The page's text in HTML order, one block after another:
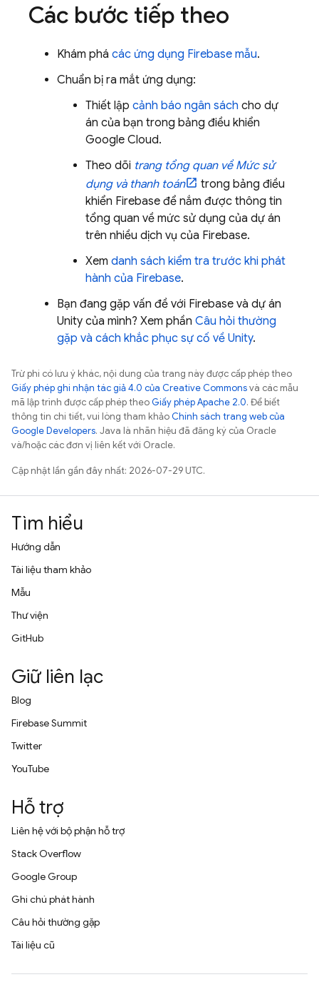
Các bước tiếp theo
Khám phá các ứng dụng Firebase mẫu.
Chuẩn bị ra mắt ứng dụng:
Thiết lập cảnh báo ngân sách cho dự
án của bạn trong bảng điều khiển
Google Cloud.
Theo dõi trang tổng quan về Mức sử
dụng và thanh toán
trong bảng điều
khiển Firebase để nắm được thông tin
tổng quan về mức sử dụng của dự án
trên nhiều dịch vụ của Firebase.
Xem danh sách kiểm tra trước khi phát
hành của Firebase.
Bạn đang gặp vấn đề với Firebase và dự án
Unity của mình? Xem phần Câu hỏi thường
gặp và cách khắc phục sự cố về Unity.
Trừ phi có lưu ý khác, nội dung của trang này được cấp phép theo
Giấy phép ghi nhận tác giả 4.0 của Creative Commonsvà các mẫu
mã lập trình được cấp phép theoGiấy phép Apache 2.0. Để biết
thông tin chi tiết, vui lòng tham khảoChính sách trang web của
Google Developers. Java là nhãn hiệu đã đăng ký của Oracle
và/hoặc các đơn vị liên kết với Oracle.
Cập nhật lần gần đây nhất: 2026-07-29 UTC.
Tìm hiểu
Hướng dẫn
Tài liệu tham khảo
Mẫu
Thư viện
GitHub
Giữ liên lạc
Blog
Firebase Summit
Twitter
YouTube
Hỗ trợ
Liên hệ với bộ phận hỗ trợ
Stack Overflow
Google Group
Ghi chú phát hành
Câu hỏi thường gặp
Tài liệu cũ